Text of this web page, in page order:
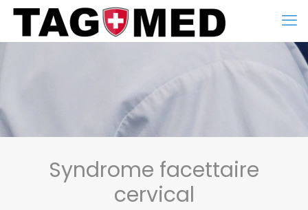
Syndrome facettaire
cervical